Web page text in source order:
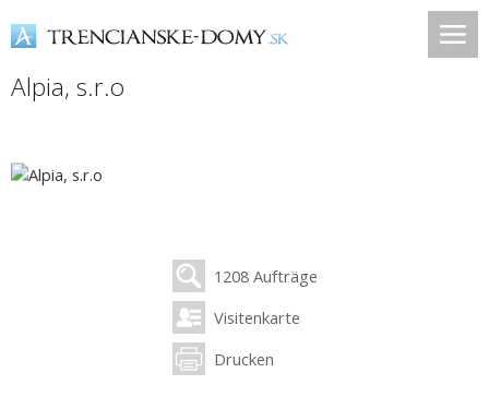
Alpia, s.r.o
1208 Aufträge
Visitenkarte
Drucken